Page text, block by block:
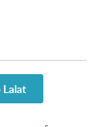
Lalat